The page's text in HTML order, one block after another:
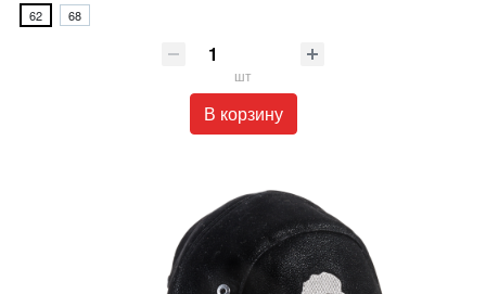
62 68
шт
В корзину